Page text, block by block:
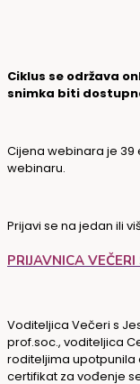
Ciklus se održava
snimka biti
Cijena webinara je 39
webinaru.
Prijavi se na jedan ili
PRIJAVNICA
Voditeljica Večeri s
prof.soc., voditeljica
roditeljima upotpunila
certifikat za vođenje